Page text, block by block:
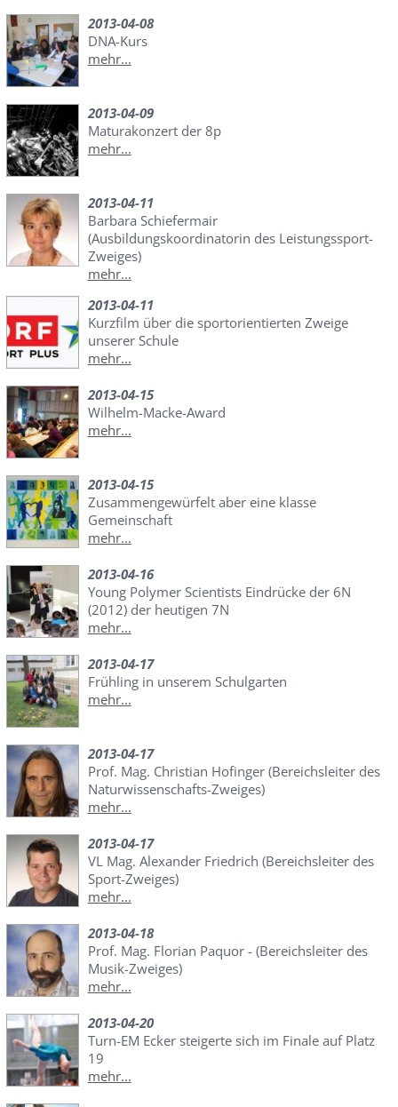
2013-04-08
DNA-Kurs
mehr...
2013-04-09
Maturakonzert der 8p
mehr...
2013-04-11
Barbara Schiefermair
(Ausbildungskoordinatorin des Leistungssport-
Zweiges)
mehr...
2013-04-11
Kurzfilm über die sportorientierten Zweige
unserer Schule
mehr...
2013-04-15
Wilhelm-Macke-Award
mehr...
2013-04-15
Zusammengewürfelt aber eine klasse
Gemeinschaft
mehr...
2013-04-16
Young Polymer Scientists Eindrücke der 6N
(2012) der heutigen 7N
mehr...
2013-04-17
Frühling in unserem Schulgarten
mehr...
2013-04-17
Prof. Mag. Christian Hofinger (Bereichsleiter des
Naturwissenschafts-Zweiges)
mehr...
2013-04-17
VL Mag. Alexander Friedrich (Bereichsleiter des
Sport-Zweiges)
mehr...
2013-04-18
Prof. Mag. Florian Paquor - (Bereichsleiter des
Musik-Zweiges)
mehr...
2013-04-20
Turn-EM Ecker steigerte sich im Finale auf Platz
19
mehr...